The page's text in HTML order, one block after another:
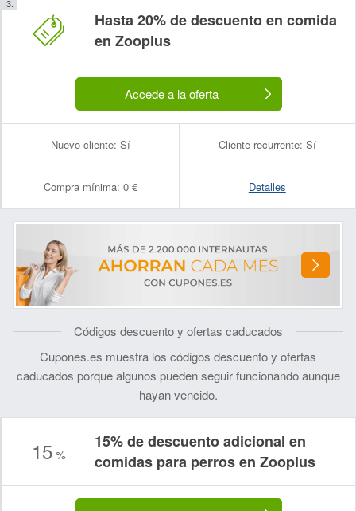
Hasta 20% de descuento en comida
en Zooplus
Accede a la oferta
Nuevo cliente: Sí Cliente recurrente: Sí
Compra mínima: 0 € Detalles
Códigos descuento y ofertas caducados
Cupones.es muestra los códigos descuento y ofertas
caducados porque algunos pueden seguir funcionando aunque
hayan vencido.
15 %
15% de descuento adicional en
comidas para perros en Zooplus